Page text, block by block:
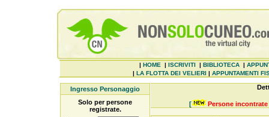
| HOME | ISCRIVITI| BIBLIOTECA|
| LA FLOTTA DEI VELIERI | APPUNTAMENTI
Ingresso Personaggio
Solo per persone
registrate.
[ Persone